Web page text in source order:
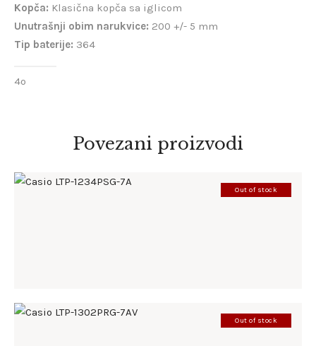
Kopča: Klasična kopča sa iglicom
Unutrašnji obim narukvice: 200 +/- 5 mm
Tip baterije: 364
4o
Povezani proizvodi
Out of stock
Out of stock